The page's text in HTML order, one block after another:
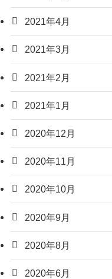
2021年4月
2021年3月
2021年2月
2021年1月
2020年12月
2020年11月
2020年10月
2020年9月
2020年8月
2020年6月